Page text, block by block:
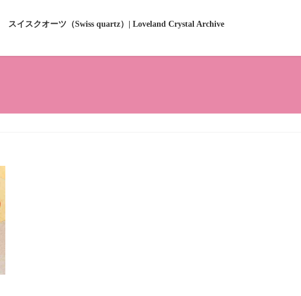
スイスクオーツ（Swiss quartz）| Loveland Crystal Archive